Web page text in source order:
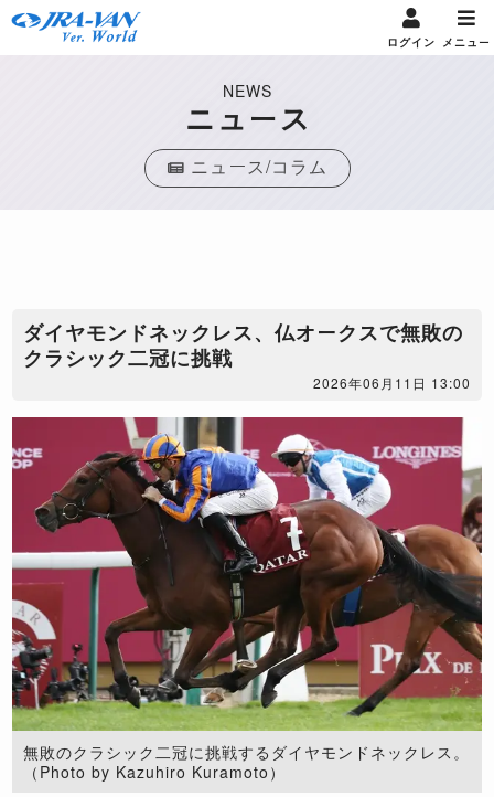
ログイン メニュー
NEWS
ニュース
ニュース/コラム
ダイヤモンドネックレス、仏オークスで無敗の
クラシック二冠に挑戦
2026年06月11日 13:00
無敗のクラシック二冠に挑戦するダイヤモンドネックレス。
（Photo by Kazuhiro Kuramoto）